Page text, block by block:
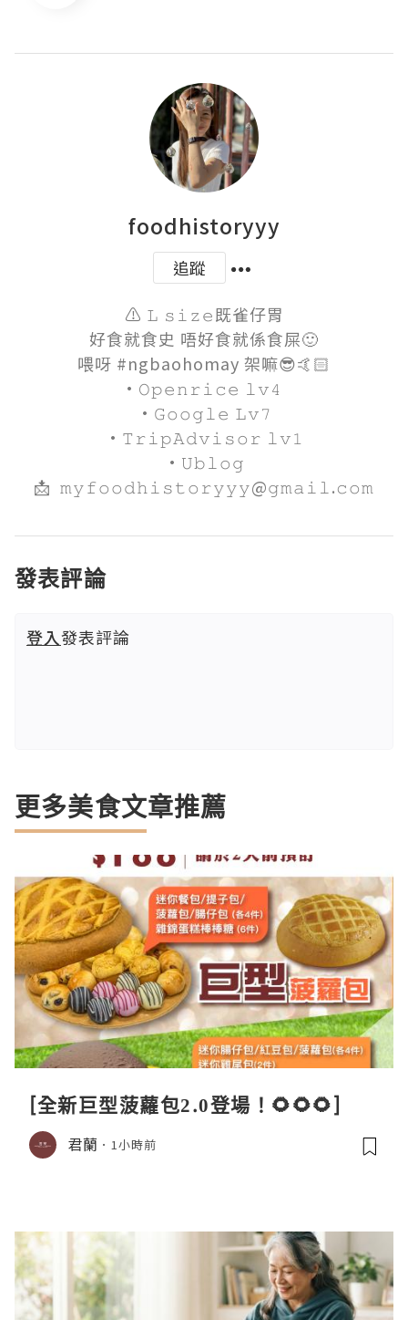
foodhistoryyy
追蹤
⚠️ 𝙻 𝚜𝚒𝚣𝚎既雀仔胃
好食就食史 唔好食就係食屎🙂
喂呀 #ngbaohomay 架嘛😎🤙🏻
·𝙾𝚙𝚎𝚗𝚛𝚒𝚌𝚎 𝚕𝚟𝟺
·𝙶𝚘𝚘𝚐𝚕𝚎 𝙻𝚟𝟽
·𝚃𝚛𝚒𝚙𝙰𝚍𝚟𝚒𝚜𝚘𝚛 𝚕𝚟𝟷
·𝚄𝚋𝚕𝚘𝚐
📩  𝚖𝚢𝚏𝚘𝚘𝚍𝚑𝚒𝚜𝚝𝚘𝚛𝚢𝚢𝚢@𝚐𝚖𝚊𝚒𝚕.𝚌𝚘𝚖
發表評論
登入發表評論
更多美食文章推薦
[全新巨型菠蘿包2.0登場！🌻🌻🌻]
君蘭 1小時前